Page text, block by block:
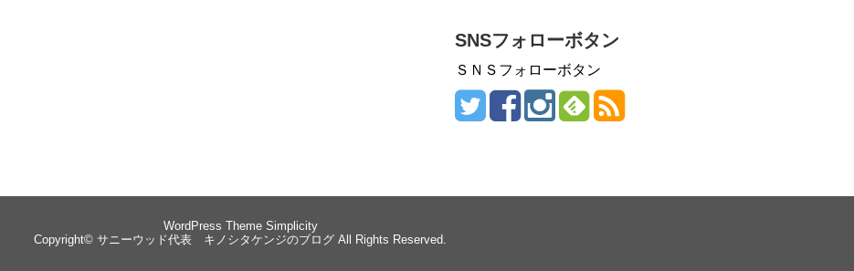
SNSフォローボタン
ＳＮＳフォローボタン
WordPress Theme Simplicity
Copyright© サニーウッド代表 キノシタケンジのブログ All Rights Reserved.